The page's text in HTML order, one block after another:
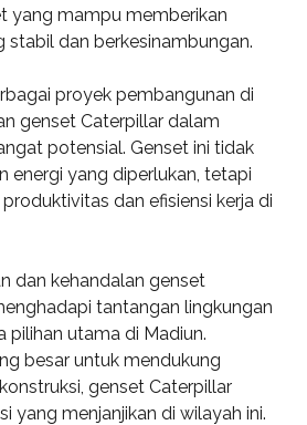
yang mampu memberikan
stabil dan berkesinambungan.
proyek pembangunan di
genset Caterpillar dalam
potensial. Genset ini tidak
energi yang diperlukan, tetapi
dan efisiensi kerja di
dan kehandalan genset
tantangan lingkungan
pilihan utama di Madiun.
besar untuk mendukung
genset Caterpillar
yang menjanjikan di wilayah ini.